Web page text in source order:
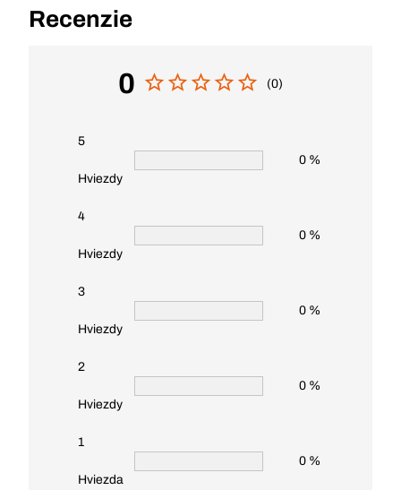
Recenzie
0 (0)
5
Hviezdy
0 %
4
Hviezdy
0 %
3
Hviezdy
0 %
2
Hviezdy
0 %
1
Hviezda
0 %